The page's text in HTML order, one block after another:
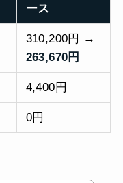
ース
310,200円 →
263,670円
4,400円
0円